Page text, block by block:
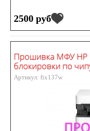
2500 руб
Прошивка МФУ HP
блокировки по
Артикул: fix137w